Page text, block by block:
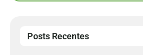
Posts Recentes